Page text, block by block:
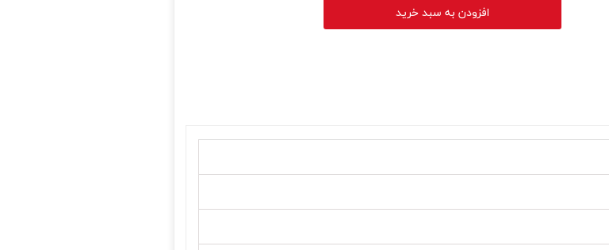
افزودن به سبد خرید